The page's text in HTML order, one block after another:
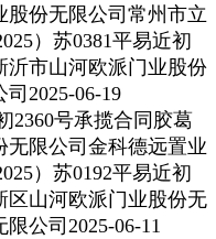
份无限公司常州市立
）苏0381平易近初
沂市山河欧派门业股份
2025-06-19
2360号承揽合同胶葛
无限公司金科德远置业
）苏0192平易近初
区山河欧派门业股份无
公司2025-06-11